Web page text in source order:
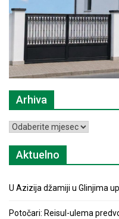
Arhiva
Arhiva
Aktuelno
U Azizija džamiji u Glinjima
Potočari: Reisul-ulema